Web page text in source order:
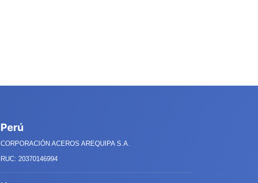
Perú
CORPORACIÓN ACEROS AREQUIPA S.A.
RUC: 20370146994